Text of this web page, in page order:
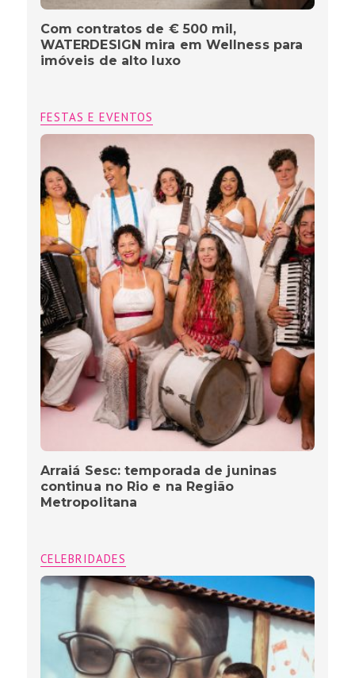
Com contratos de € 500 mil,
WATERDESIGN mira em Wellness para
imóveis de alto luxo
FESTAS E EVENTOS
Arraiá Sesc: temporada de juninas
continua no Rio e na Região
Metropolitana
CELEBRIDADES